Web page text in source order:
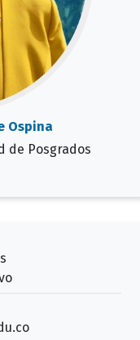
Ospina
de Posgrados